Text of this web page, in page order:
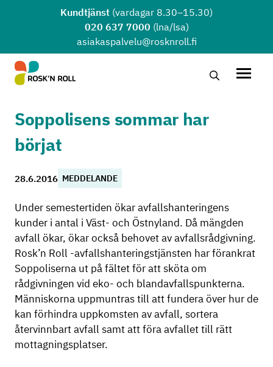
Hoppa till huvudinnehållet
Kundtjänst (vardagar 8.30–15.30)
020 637 7000 (lna/lsa)
asiakaspalvelu@rosknroll.fi
Sök …
Soppolisens sommar har
börjat
28.6.2016 MEDDELANDE
Under semestertiden ökar avfallshanteringens
kunder i antal i Väst- och Östnyland. Då mängden
avfall ökar, ökar också behovet av avfallsrådgivning.
Rosk’n Roll -avfallshanteringstjänsten har förankrat
Soppoliserna ut på fältet för att sköta om
rådgivningen vid eko- och blandavfallspunkterna.
Människorna uppmuntras till att fundera över hur de
kan förhindra uppkomsten av avfall, sortera
återvinnbart avfall samt att föra avfallet till rätt
mottagningsplatser.